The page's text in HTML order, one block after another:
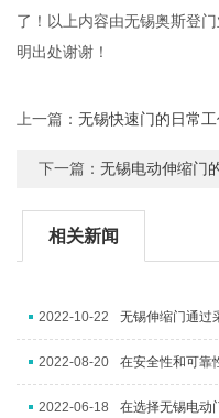
了！以上内容由无锡奥斯登
明出处谢谢！
上一篇：无锡快速门的日常
下一篇：无锡电动伸缩门
相关新闻
2022-10-22 无锡伸缩门通过采
2022-08-20 在安全性和可靠
2022-06-18 在选择无锡电动